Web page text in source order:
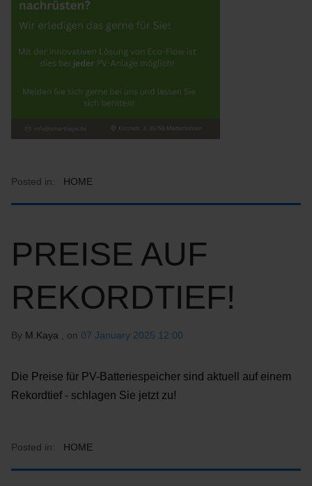
Posted in: HOME
PREISE AUF
REKORDTIEF!
By M.Kaya , on 07 January 2025 12:00
Die Preise für PV-Batteriespeicher sind aktuell auf einem
Rekordtief - schlagen Sie jetzt zu!
Posted in: HOME